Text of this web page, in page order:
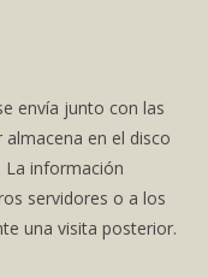
envía junto con las
en el disco
información
servidores o a los
una visita posterior.